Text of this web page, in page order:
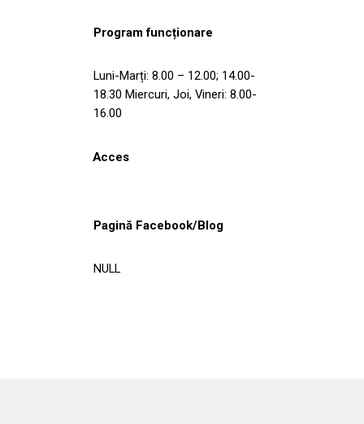
Program funcționare
Luni-Marți: 8.00 – 12.00; 14.00-
18.30 Miercuri, Joi, Vineri: 8.00-
16.00
Acces
Pagină Facebook/Blog
NULL